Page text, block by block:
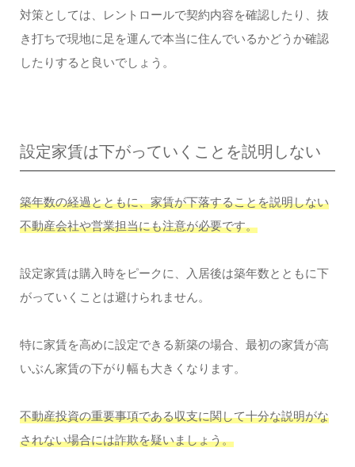
対策としては、レントロールで契約内容を確認したり、抜
き打ちで現地に足を運んで本当に住んでいるかどうか確認
したりすると良いでしょう。
設定家賃は下がっていくことを説明しない
築年数の経過とともに、家賃が下落することを説明しない
不動産会社や営業担当にも注意が必要です。
設定家賃は購入時をピークに、入居後は築年数とともに下
がっていくことは避けられません。
特に家賃を高めに設定できる新築の場合、最初の家賃が高
いぶん家賃の下がり幅も大きくなります。
不動産投資の重要事項である収支に関して十分な説明がな
されない場合には詐欺を疑いましょう。